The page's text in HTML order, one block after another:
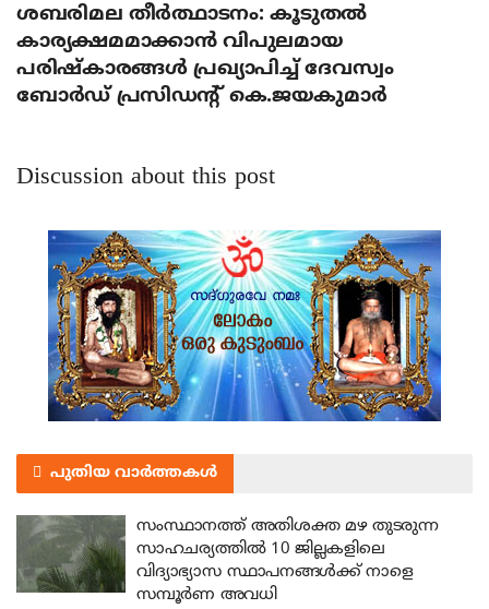
ശബരിമല തീര്‍ത്ഥാടനം: കൂടുതല്‍
കാര്യക്ഷമമാക്കാന്‍ വിപുലമായ
പരിഷ്‌കാരങ്ങള്‍ പ്രഖ്യാപിച്ച് ദേവസ്വം
ബോര്‍ഡ് പ്രസിഡന്റ് കെ.ജയകുമാര്‍
Discussion about this post
പുതിയ വാർത്തകൾ
സംസ്ഥാനത്ത് അതിശക്ത മഴ തുടരുന്ന
സാഹചര്യത്തിൽ 10 ജില്ലകളിലെ
വിദ്യാഭ്യാസ സ്ഥാപനങ്ങൾക്ക് നാളെ
സമ്പൂർണ അവധി